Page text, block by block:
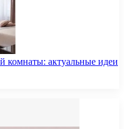
комнаты: актуальные идеи